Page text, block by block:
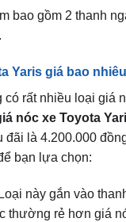
Yaris giá bao
nóc xe Toyota
là 4.200.000
bạn lựa chọn:
này gắn vào
nhiên, chúng
và có thể tạo ra